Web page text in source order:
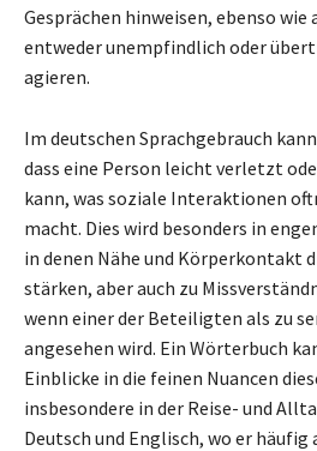
Gesprächen hinweisen, ebenso wie
entweder unempfindlich oder
agieren.
Im deutschen Sprachgebrauch
dass eine Person leicht verletzt
kann, was soziale Interaktionen
macht. Dies wird besonders in
in denen Nähe und Körperkontakt
stärken, aber auch zu
wenn einer der Beteiligten als zu
angesehen wird. Ein Wörterbuch
Einblicke in die feinen Nuancen
insbesondere in der Reise- und
Deutsch und Englisch, wo er